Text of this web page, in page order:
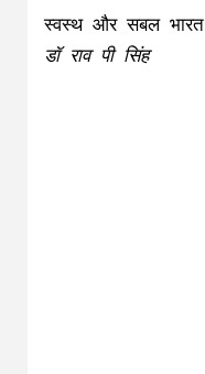
स्वस्थ और सबल भारत
डॉ राव पी सिंह